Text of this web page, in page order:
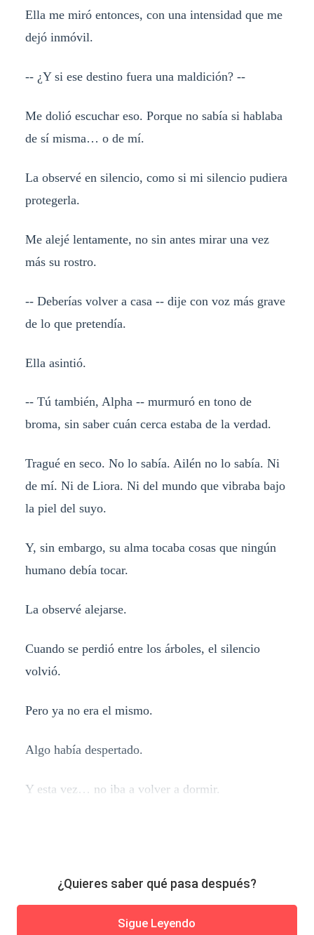
Ella me miró entonces, con una intensidad que me
dejó inmóvil.
-- ¿Y si ese destino fuera una maldición? --
Me dolió escuchar eso. Porque no sabía si hablaba
de sí misma… o de mí.
La observé en silencio, como si mi silencio pudiera
protegerla.
Me alejé lentamente, no sin antes mirar una vez
más su rostro.
-- Deberías volver a casa -- dije con voz más grave
de lo que pretendía.
Ella asintió.
-- Tú también, Alpha -- murmuró en tono de
broma, sin saber cuán cerca estaba de la verdad.
Tragué en seco. No lo sabía. Ailén no lo sabía. Ni
de mí. Ni de Liora. Ni del mundo que vibraba bajo
la piel del suyo.
Y, sin embargo, su alma tocaba cosas que ningún
humano debía tocar.
La observé alejarse.
Cuando se perdió entre los árboles, el silencio
volvió.
Pero ya no era el mismo.
Algo había despertado.
Y esta vez… no iba a volver a dormir.
¿Quieres saber qué pasa después?
Sigue Leyendo